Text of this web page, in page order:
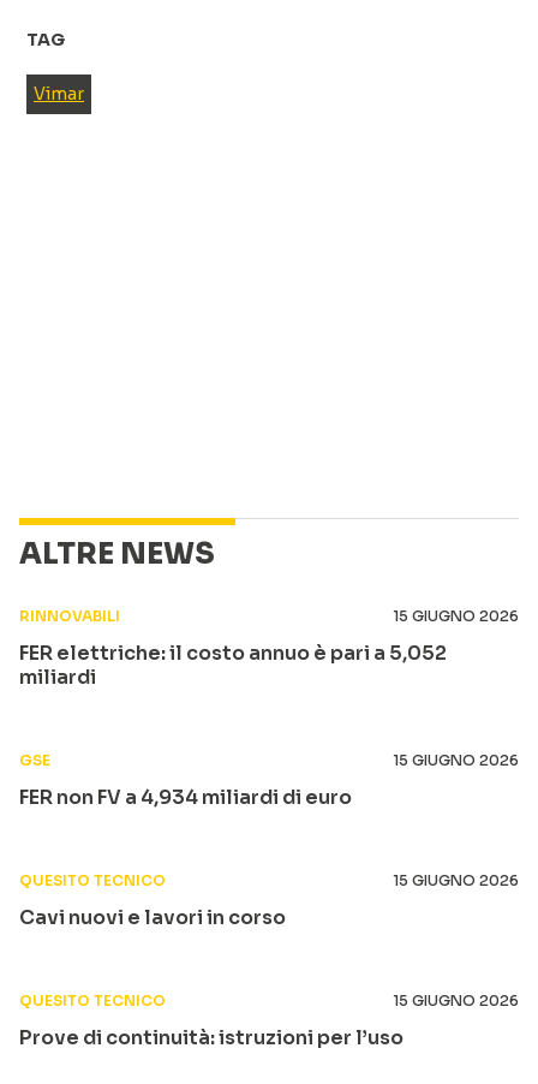
TAG
Vimar
ALTRE NEWS
RINNOVABILI 15 GIUGNO 2026
FER elettriche: il costo annuo è pari a 5,052
miliardi
GSE 15 GIUGNO 2026
FER non FV a 4,934 miliardi di euro
QUESITO TECNICO 15 GIUGNO 2026
Cavi nuovi e lavori in corso
QUESITO TECNICO 15 GIUGNO 2026
Prove di continuità: istruzioni per l’uso